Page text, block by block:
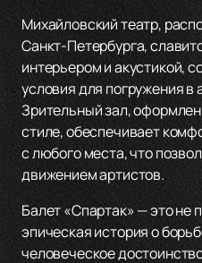
Михайловский театр,
Санкт-Петербурга,
интерьером и акустикой,
условия для погружения в
Зрительный зал,
стиле, обеспечивает
с любого места, что
движением артистов.
Балет «Спартак» — это не
эпическая история о
человеческое